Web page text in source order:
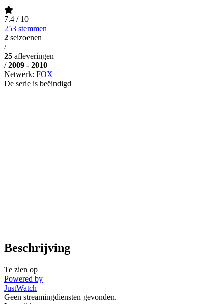
7.4 / 10
253 stemmen
2 seizoenen
/
25 afleveringen
/ 2009 - 2010
Netwerk: FOX
De serie is beëindigd
Beschrijving
Te zien op
Powered by
JustWatch
Geen streamingdiensten gevonden.